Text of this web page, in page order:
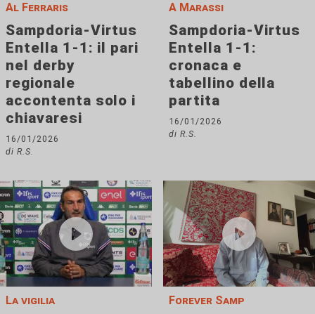
Al Ferraris
Sampdoria-Virtus
Entella 1-1: il pari
nel derby
regionale
accontenta solo i
chiavaresi
16/01/2026
di R.S.
A Marassi
Sampdoria-Virtus
Entella 1-1:
cronaca e
tabellino della
partita
16/01/2026
di R.S.
La vigilia Forever Samp